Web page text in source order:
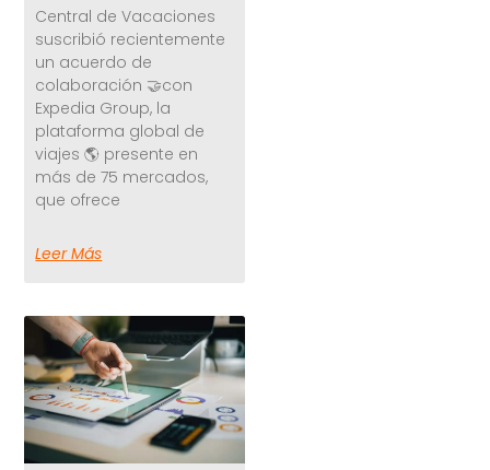
Central de Vacaciones
suscribió recientemente
un acuerdo de
colaboración 🤝con
Expedia Group, la
plataforma global de
viajes 🌎 presente en
más de 75 mercados,
que ofrece
Leer Más